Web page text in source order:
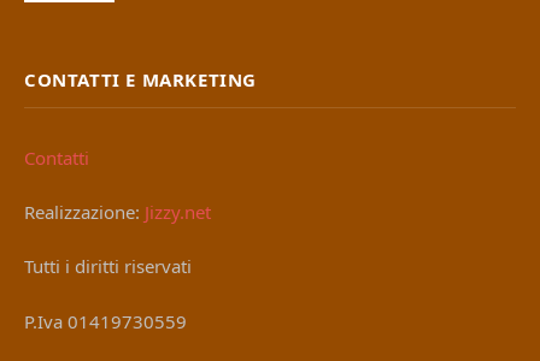
CONTATTI E MARKETING
Contatti
Realizzazione: Jizzy.net
Tutti i diritti riservati
P.Iva 01419730559